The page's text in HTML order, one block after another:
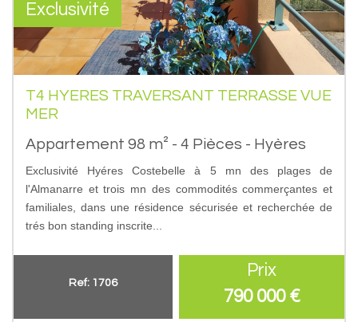
Exclusivité
T4 HYERES TRAVERSANT TERRASSE VUE
MER
Appartement 98 m² - 4 Pièces - Hyères
Exclusivité Hyéres Costebelle à 5 mn des plages de
l'Almanarre et trois mn des commodités commerçantes et
familiales, dans une résidence sécurisée et recherchée de
trés bon standing inscrite...
Ref: 1706
Prix
790 000 €